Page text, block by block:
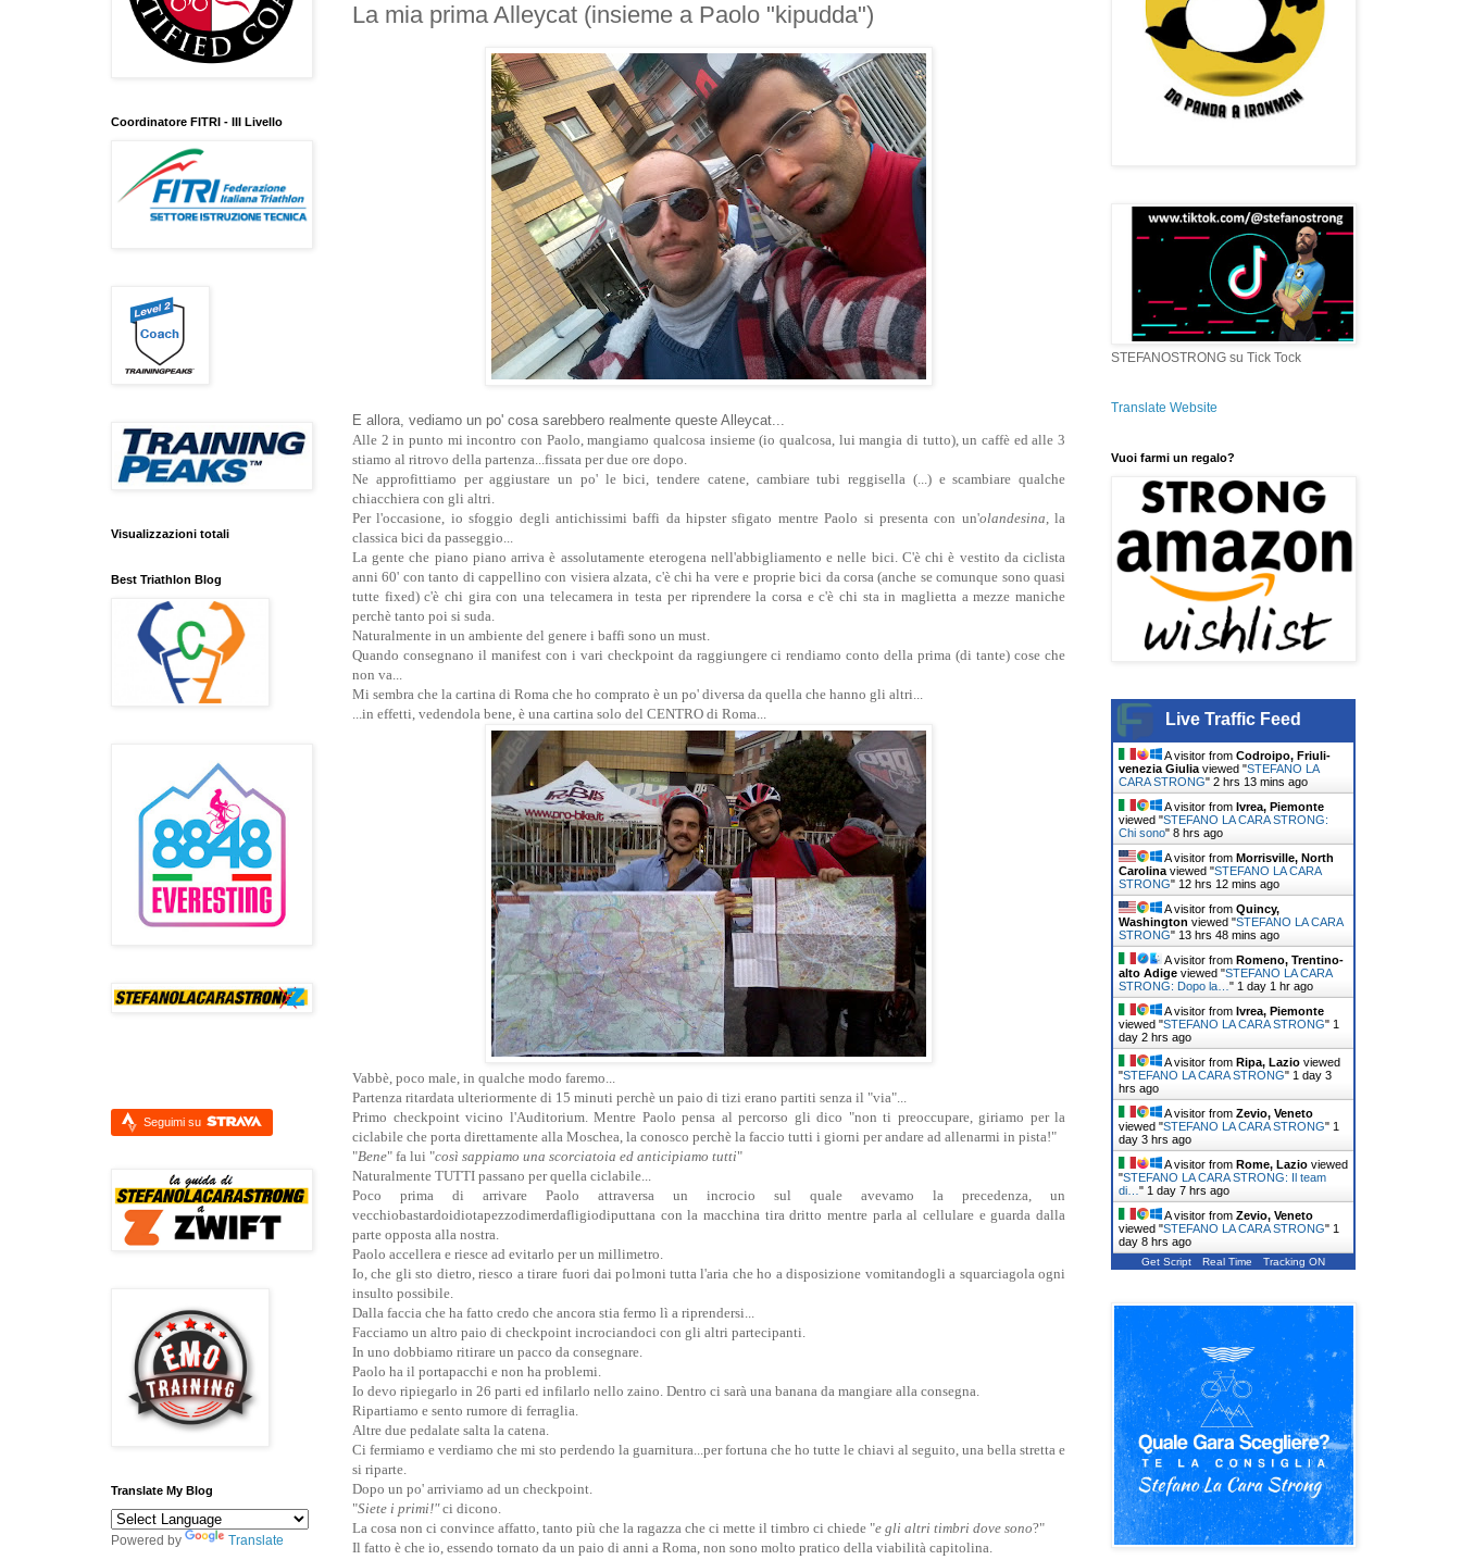
La mia prima Alleycat (insieme a Paolo "kipudda")
E allora, vediamo un po' cosa sarebbero realmente queste Alleycat...
Alle 2 in punto mi incontro con Paolo, mangiamo qualcosa insieme (io qualcosa, lui mangia di tutto), un caffè ed alle 3
stiamo al ritrovo della partenza...fissata per due ore dopo.
Ne approfittiamo per aggiustare un po' le bici, tendere catene, cambiare tubi reggisella (...) e scambiare qualche
chiacchiera con gli altri.
Per l'occasione, io sfoggio degli antichissimi baffi da hipster sfigato mentre Paolo si presenta con un'olandesina, la
classica bici da passeggio...
La gente che piano piano arriva è assolutamente eterogena nell'abbigliamento e nelle bici. C'è chi è vestito da ciclista
anni 60' con tanto di cappellino con visiera alzata, c'è chi ha vere e proprie bici da corsa (anche se comunque sono quasi
tutte fixed) c'è chi gira con una telecamera in testa per riprendere la corsa e c'è chi sta in maglietta a mezze maniche
perchè tanto poi si suda.
Naturalmente in un ambiente del genere i baffi sono un must.
Quando consegnano il manifest con i vari checkpoint da raggiungere ci rendiamo conto della prima (di tante) cose che
non va...
Mi sembra che la cartina di Roma che ho comprato è un po' diversa da quella che hanno gli altri...
...in effetti, vedendola bene, è una cartina solo del CENTRO di Roma...
Vabbè, poco male, in qualche modo faremo...
Partenza ritardata ulteriormente di 15 minuti perchè un paio di tizi erano partiti senza il "via"...
Primo checkpoint vicino l'Auditorium. Mentre Paolo pensa al percorso gli dico "non ti preoccupare, giriamo per la
ciclabile che porta direttamente alla Moschea, la conosco perchè la faccio tutti i giorni per andare ad allenarmi in pista!"
"Bene" fa lui "così sappiamo una scorciatoia ed anticipiamo tutti"
Naturalmente TUTTI passano per quella ciclabile...
Poco prima di arrivare Paolo attraversa un incrocio sul quale avevamo la precedenza, un
vecchiobastardoidiotapezzodimerdafligiodiputtana con la macchina tira dritto mentre parla al cellulare e guarda dalla
parte opposta alla nostra.
Paolo accellera e riesce ad evitarlo per un millimetro.
Io, che gli sto dietro, riesco a tirare fuori dai polmoni tutta l'aria che ho a disposizione vomitandogli a squarciagola ogni
insulto possibile.
Dalla faccia che ha fatto credo che ancora stia fermo lì a riprendersi...
Facciamo un altro paio di checkpoint incrociandoci con gli altri partecipanti.
In uno dobbiamo ritirare un pacco da consegnare.
Paolo ha il portapacchi e non ha problemi.
Io devo ripiegarlo in 26 parti ed infilarlo nello zaino. Dentro ci sarà una banana da mangiare alla consegna.
Ripartiamo e sento rumore di ferraglia.
Altre due pedalate salta la catena.
Ci fermiamo e verdiamo che mi sto perdendo la guarnitura...per fortuna che ho tutte le chiavi al seguito, una bella stretta e
si riparte.
Dopo un po' arriviamo ad un checkpoint.
"Siete i primi!"ci dicono.
La cosa non ci convince affatto, tanto più che la ragazza che ci mette il timbro ci chiede "e gli altri timbri dove sono?"
Il fatto è che io, essendo tornato da un paio di anni a Roma, non sono molto pratico della viabilità capitolina.
Coordinatore FITRI - III Livello
Visualizzazioni totali
Best Triathlon Blog
Seguimi su
Translate My Blog
Powered by Translate
STEFANOSTRONG su Tick Tock
Translate Website
Vuoi farmi un regalo?
Live Traffic Feed
A visitor from Codroipo, Friuli-
venezia Giulia viewed "STEFANO LA
CARA STRONG" 2 hrs 13 mins ago
A visitor from Ivrea, Piemonte
viewed "STEFANO LA CARA STRONG:
Chi sono" 8 hrs ago
A visitor from Morrisville, North
Carolina viewed "STEFANO LA CARA
STRONG" 12 hrs 12 mins ago
A visitor from Quincy,
Washington viewed "STEFANO LA CARA
STRONG" 13 hrs 48 mins ago
A visitor from Romeno, Trentino-
alto Adige viewed "STEFANO LA CARA
STRONG: Dopo la… " 1 day 1 hr ago
A visitor from Ivrea, Piemonte
viewed "STEFANO LA CARA STRONG" 1
day 2 hrs ago
A visitor from Ripa, Lazio viewed
"STEFANO LA CARA STRONG" 1 day 3
hrs ago
A visitor from Zevio, Veneto
viewed "STEFANO LA CARA STRONG" 1
day 3 hrs ago
A visitor from Rome, Lazio viewed
"STEFANO LA CARA STRONG: Il team
di… " 1 day 7 hrs ago
A visitor from Zevio, Veneto
viewed "STEFANO LA CARA STRONG" 1
day 8 hrs ago
Get Script Real Time Tracking ON